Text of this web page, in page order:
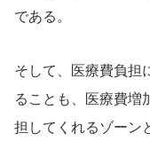
である。
そして、医療費負担
ることも、医療費増
担してくれるゾーン